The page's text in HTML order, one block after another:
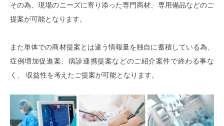
その為、現場のニーズに寄り添った専門商材、専用備品などのご
提案が可能となります。
また単体での商材提案とは違う情報量を独自に蓄積している為、
症例増加促進案、病診連携提案などのご紹介案件で終わる事な
く、 収益性を考えたご提案が可能となります。